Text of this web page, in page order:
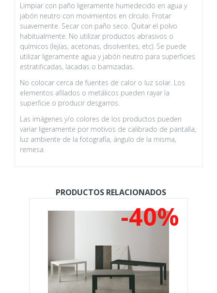
Limpiar con paño ligeramente humedecido en agua y
jabón neutro con movimientos en círculo. Frotar
suavemente. Secar con paño seco. Quitar el polvo
habitualmente. No utilizar productos abrasivos o
químicos (lejías, acetonas, disolventes, etc). Se puede
utilizar ligeramente agua y jabón neutro para superficies
estratificadas, lacadas o barnizadas.
No colocar cerca de fuentes de calor o luz solar. Los
elementos afilados o metálicos pueden rayar la
superficie o producir desgarros.
Las imágenes y/o colores de los productos pueden
variar ligeramente por motivos de calibrado de pantalla,
luz ambiente de la fotografía, ángulo de la misma,
remesa
PRODUCTOS RELACIONADOS
-40%